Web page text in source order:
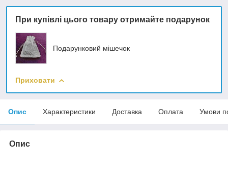
При купівлі цього товару отримайте подарунок
Подарунковий мішечок
Приховати
Опис Характеристики Доставка Оплата Умови
Опис